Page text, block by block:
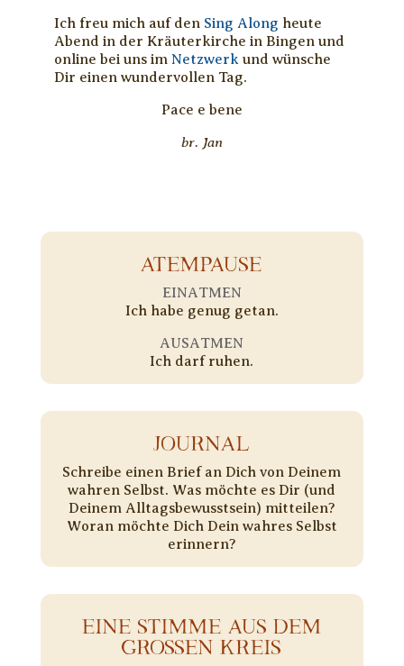
Ich freu mich auf den Sing Along heute
Abend in der Kräuterkirche in Bingen und
online bei uns im Netzwerk und wünsche
Dir einen wundervollen Tag.
Pace e bene
br. Jan
ATEMPAUSE
EINATMEN
Ich habe genug getan.
AUSATMEN
Ich darf ruhen.
JOURNAL
Schreibe einen Brief an Dich von Deinem
wahren Selbst. Was möchte es Dir (und
Deinem Alltagsbewusstsein) mitteilen?
Woran möchte Dich Dein wahres Selbst
erinnern?
EINE STIMME AUS DEM
GROSSEN KREIS